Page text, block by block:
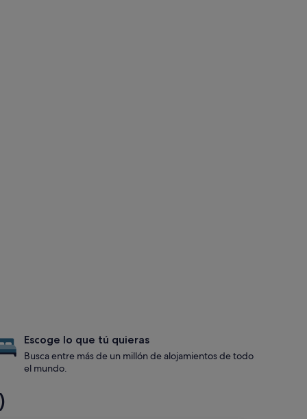
Escoge lo que tú quieras
Busca entre más de un millón de alojamientos de todo
el mundo.